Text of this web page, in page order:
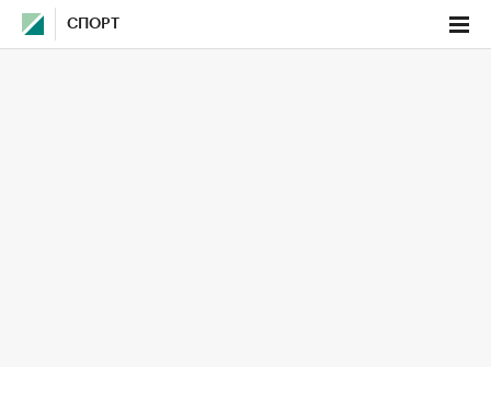
СПОРТ